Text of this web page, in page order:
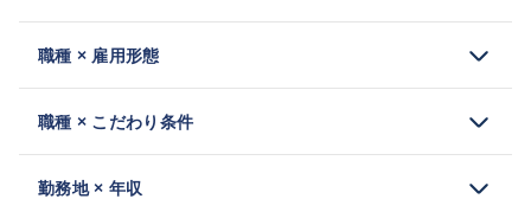
職種 × 雇用形態
職種 × こだわり条件
勤務地 × 年収